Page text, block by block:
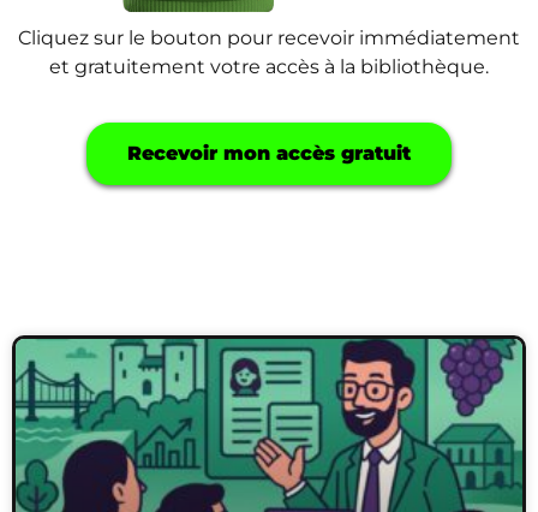
Cliquez sur le bouton pour recevoir immédiatement
et gratuitement votre accès à la bibliothèque.
Recevoir mon accès gratuit